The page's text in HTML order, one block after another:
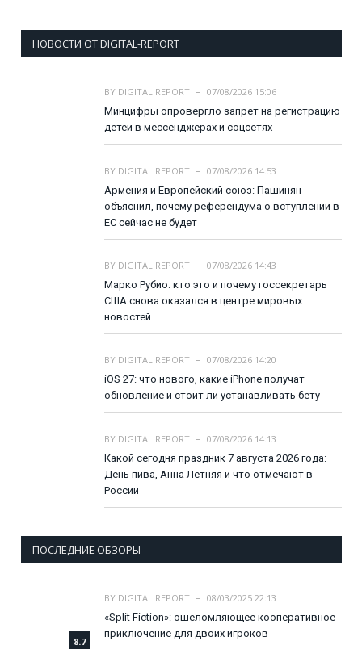
НОВОСТИ ОТ DIGITAL-REPORT
BY DIGITAL REPORT
07/08/2026 15:06
Минцифры опровергло запрет на регистрацию
детей в мессенджерах и соцсетях
BY DIGITAL REPORT
07/08/2026 14:53
Армения и Европейский союз: Пашинян
объяснил, почему референдума о вступлении в
ЕС сейчас не будет
BY DIGITAL REPORT
07/08/2026 14:43
Марко Рубио: кто это и почему госсекретарь
США снова оказался в центре мировых
новостей
BY DIGITAL REPORT
07/08/2026 14:20
iOS 27: что нового, какие iPhone получат
обновление и стоит ли устанавливать бету
BY DIGITAL REPORT
07/08/2026 14:13
Какой сегодня праздник 7 августа 2026 года:
День пива, Анна Летняя и что отмечают в
России
ПОСЛЕДНИЕ ОБЗОРЫ
8.7
BY DIGITAL REPORT
08/03/2025 22:13
«Split Fiction»: ошеломляющее кооперативное
приключение для двоих игроков